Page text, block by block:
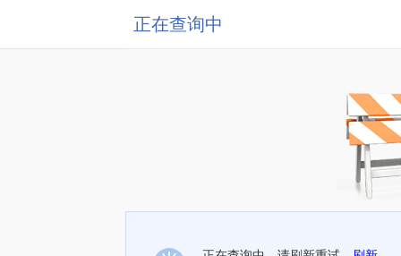
正在查询中